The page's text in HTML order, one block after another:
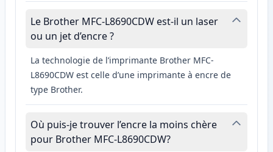
Le Brother MFC-L8690CDW est-il un laser
ou un jet d’encre ?
La technologie de l’imprimante Brother MFC-
L8690CDW est celle d’une imprimante à encre de
type Brother.
Où puis-je trouver l’encre la moins chère
pour Brother MFC-L8690CDW?